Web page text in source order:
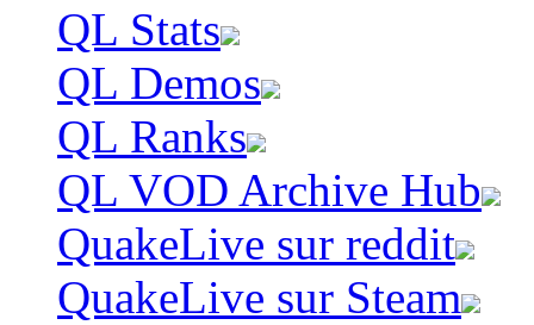
QL Stats
QL Demos
QL Ranks
QL VOD Archive Hub
QuakeLive sur reddit
QuakeLive sur Steam